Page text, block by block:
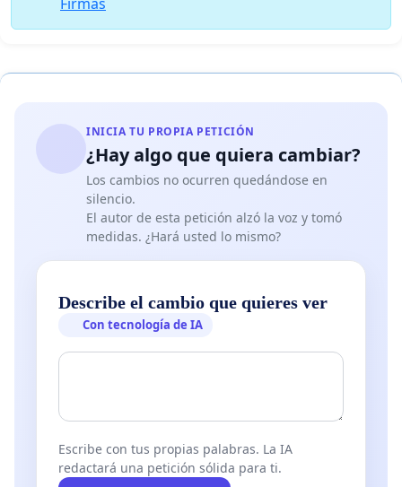
INICIA TU PROPIA PETICIÓN
¿Hay algo que quiera cambiar?
Los cambios no ocurren quedándose en
silencio.
El autor de esta petición alzó la voz y tomó
medidas. ¿Hará usted lo mismo?
Describe el cambio que quieres ver
Con tecnología de IA
Escribe con tus propias palabras. La IA
redactará una petición sólida para ti.